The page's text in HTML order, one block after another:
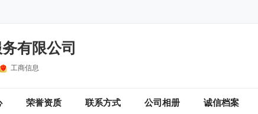
有限公司
工商信息
荣誉资质 联系方式 公司相册 诚信档案